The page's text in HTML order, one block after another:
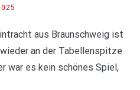
aus Braunschweig ist
an der Tabellenspitze
war es kein schönes Spiel,